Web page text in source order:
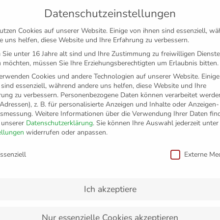
FANSHOP VFB MEDIEN
gemeinsame
Datenschutzeinstellungen
Cookies auf unserer Website. Einige von ihnen sind essenziell,
uns helfen, diese Website und Ihre Erfahrung zu verbessern.
Sie unter 16 Jahre alt sind und Ihre Zustimmung zu freiwilligen
möchten, müssen Sie Ihre Erziehungsberechtigten um Erlaubnis bitten.
Cookies und andere Technologien auf unserer Website.
essenziell, während andere uns helfen, diese Website und Ihre
zu verbessern. Personenbezogene Daten können verarbeitet
z. B. für personalisierte Anzeigen und Inhalte oder
Weitere Informationen über die Verwendung Ihrer Daten
Datenschutzerklärung. Sie können Ihre Auswahl jederzeit unter
widerrufen oder anpassen.
Externe
Ich akzeptiere
Nur essenzielle Cookies akzeptieren